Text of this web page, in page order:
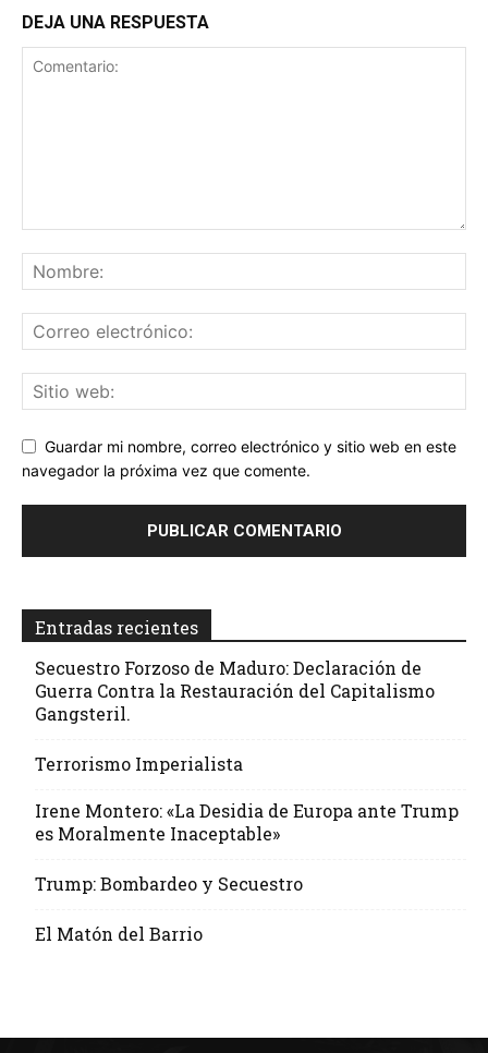
DEJA UNA RESPUESTA
Guardar mi nombre, correo electrónico y sitio web en este
navegador la próxima vez que comente.
Entradas recientes
Secuestro Forzoso de Maduro: Declaración de
Guerra Contra la Restauración del Capitalismo
Gangsteril.
Terrorismo Imperialista
Irene Montero: «La Desidia de Europa ante Trump
es Moralmente Inaceptable»
Trump: Bombardeo y Secuestro
El Matón del Barrio